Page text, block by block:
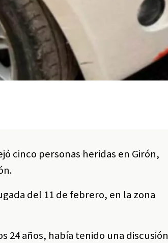
cinco personas heridas en Girón,
del 11 de febrero, en la zona
24 años, había tenido una discusión